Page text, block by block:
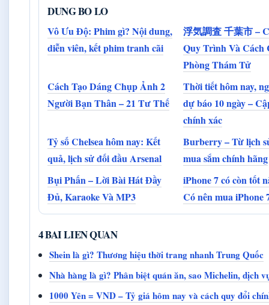
DUNG BO LO
Vô Ưu Độ: Phim gì? Nội dung,
diễn viên, kết phim tranh cãi
浮気調査 千葉市 –
Quy Trình Và Cách
Phòng Thám Tử
Cách Tạo Dáng Chụp Ảnh 2
Người Bạn Thân – 21 Tư Thế
Thời tiết hôm nay,
dự báo 10 ngày –
chính xác
Tỷ số Chelsea hôm nay: Kết
quả, lịch sử đối đầu Arsenal
Burberry – Từ lịch
mua sắm chính hãng
Bụi Phấn – Lời Bài Hát Đầy
Đủ, Karaoke Và MP3
iPhone 7 có còn tốt
Có nên mua iPhone
4 BAI LIEN QUAN
Shein là gì? Thương hiệu thời trang nhanh Trung Quốc
Nhà hàng là gì? Phân biệt quán ăn, sao Michelin, dịch
1000 Yên = VND – Tỷ giá hôm nay và cách quy đổi